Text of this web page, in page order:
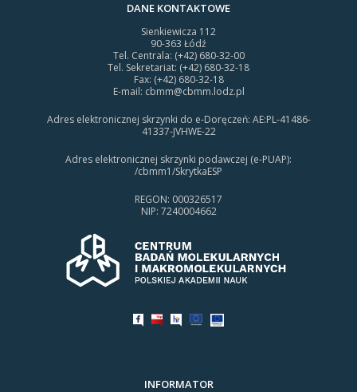
DANE KONTAKTOWE
Sienkiewicza 112
90-363 Łódź
Tel. Centrala: (+42) 680-32-00
Tel. Sekretariat: (+42) 680-32-18
Fax: (+42) 680-32-18
E-mail: cbmm@cbmm.lodz.pl
Adres elektronicznej skrzynki do e-Doręczeń: AE:PL-41486-
41337-JVHWE-22
Adres elektronicznej skrzynki podawczej (e-PUAP):
/cbmm1/SkrytkaESP
REGON: 000326517
NIP: 7240004662
INFORMATOR